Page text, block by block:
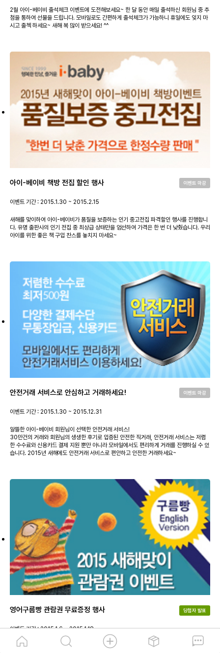
2월 아이-베이비 출석체크 이벤트에 도전해보세요~ 한 달 동안 매일 출석하신 회원님 중 추
첨을 통하여 선물을 드립니다. 모바일로도 간편하게 출석체크가 가능하니 휴일에도 잊지 마
시고 출첵 하세요~ 새해 복 많이 받으세요! ^^
아이-베이비 책방 전집 할인 행사 이벤트 마감
이벤트 기간 : 2015.1.30 ~ 2015.2.15
새해를 맞이하여 아이-베이비가 품질을 보증하는 인기 중고전집 파격할인 행사를 진행합니
다. 유명 출판사의 인기 전집 중 최상급 상태만을 엄선하여 가격은 한 번 더 낮췄습니다. 우리
아이를 위한 좋은 책 구입 찬스를 놓치지 마세요~
안전거래 서비스로 안심하고 거래하세요! 이벤트 마감
이벤트 기간 : 2015.1.30 ~ 2015.12.31
알뜰한 아이-베이비 회원님이 선택한 안전거래 서비스!
30만건의 거래와 회원님의 생생한 후기로 입증된 안전한 직거래, 안전거래 서비스는 저렴
한 수수료와 신용카드 결제 지원 뿐만 아니라 모바일에서도 편리하게 거래를 진행하실 수 있
습니다. 2015년 새해에도 안전거래 서비스로 편안하고 안전한 거래하세요~
영어구름빵 관람권 무료증정 행사 당첨자 발표
이벤트 기간 : 2015.1.6 ~ 2015.1.18
2015년 새해를 맞이하여 [구름빵 영어뮤지컬] 관람권 증정 이벤트를 진행합니다. 한 줄 쓰